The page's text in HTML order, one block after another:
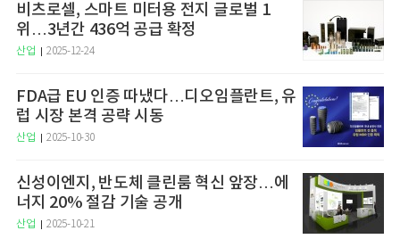
비츠로셀, 스마트 미터용 전지 글로벌 1
위…3년간 436억 공급 확정
산업 2025-12-24
FDA급 EU 인증 따냈다…디오임플란트, 유
럽 시장 본격 공략 시동
산업 2025-10-30
신성이엔지, 반도체 클린룸 혁신 앞장…에
너지 20% 절감 기술 공개
산업 2025-10-21